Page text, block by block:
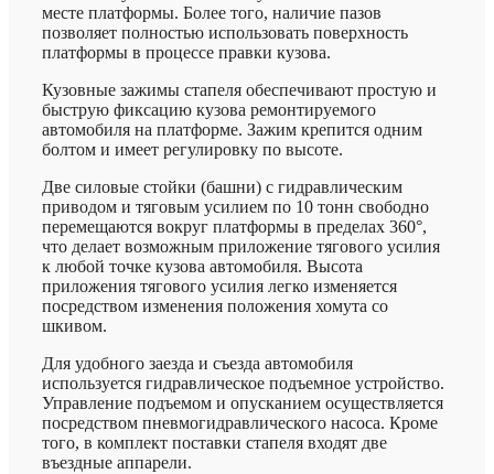
месте платформы. Более того, наличие пазов
позволяет полностью использовать поверхность
платформы в процессе правки кузова.
Кузовные зажимы стапеля обеспечивают простую и
быструю фиксацию кузова ремонтируемого
автомобиля на платформе. Зажим крепится одним
болтом и имеет регулировку по высоте.
Две силовые стойки (башни) с гидравлическим
приводом и тяговым усилием по 10 тонн свободно
перемещаются вокруг платформы в пределах 360°,
что делает возможным приложение тягового усилия
к любой точке кузова автомобиля. Высота
приложения тягового усилия легко изменяется
посредством изменения положения хомута со
шкивом.
Для удобного заезда и съезда автомобиля
используется гидравлическое подъемное устройство.
Управление подъемом и опусканием осуществляется
посредством пневмогидравлического насоса. Кроме
того, в комплект поставки стапеля входят две
въездные аппарели.